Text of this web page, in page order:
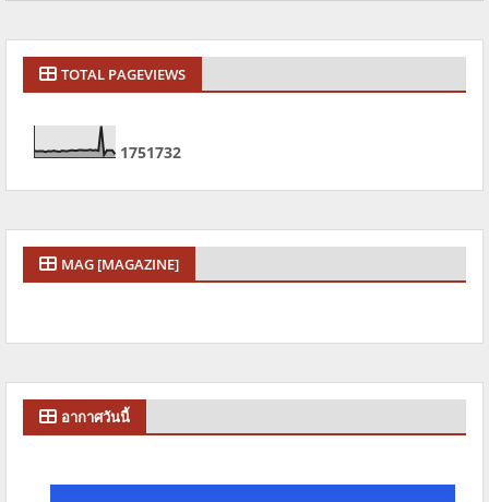
TOTAL PAGEVIEWS
1751732
MAG [MAGAZINE]
อากาศวันนี้